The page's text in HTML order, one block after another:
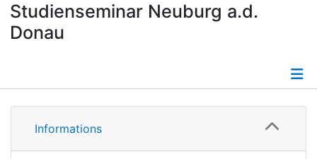
Corporations
Studienseminar Neuburg a.d.
Donau
Details
Informations